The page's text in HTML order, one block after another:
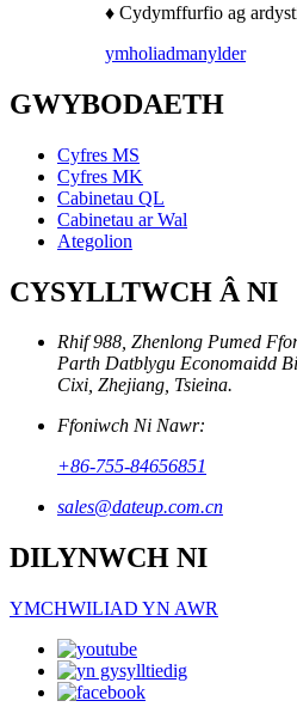
♦ Cydymffurfio ag
ymholiadmanylder
GWYBODAETH
Cyfres MS
Cyfres MK
Cabinetau QL
Cabinetau ar Wal
Ategolion
CYSYLLTWCH Â NI
Rhif 988, Zhenlong Pumed
Parth Datblygu Economaidd
Cixi, Zhejiang, Tsieina.
Ffoniwch Ni Nawr:
+86-755-84656851
sales@dateup.com.cn
DILYNWCH NI
YMCHWILIAD YN AWR